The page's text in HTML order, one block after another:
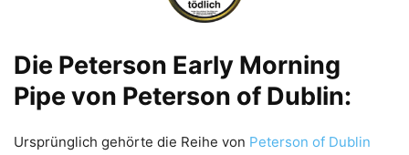
Die Peterson Early Morning
Pipe von Peterson of Dublin:
Ursprünglich gehörte die Reihe von Peterson of Dublin